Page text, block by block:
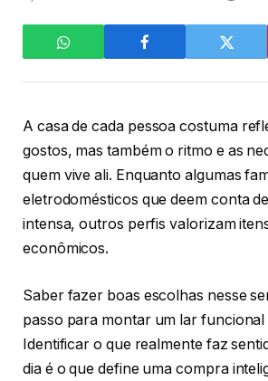
A casa de cada pessoa costuma
gostos, mas também o ritmo e as
quem vive ali. Enquanto algumas
eletrodomésticos que deem conta
intensa, outros perfis valorizam
econômicos.
Saber fazer boas escolhas nesse
passo para montar um lar
Identificar o que realmente faz
dia é o que define uma compra